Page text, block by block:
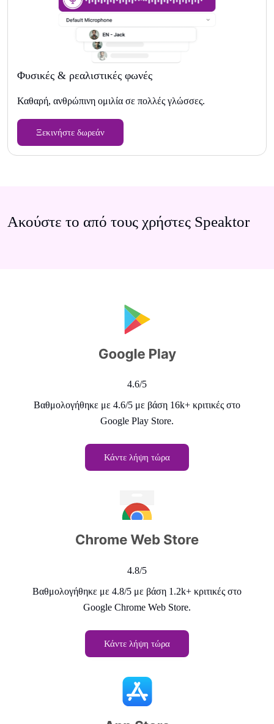
Φυσικές & ρεαλιστικές φωνές
Καθαρή, ανθρώπινη ομιλία σε πολλές γλώσσες.
Ξεκινήστε δωρεάν
Ακούστε το από τους χρήστες Speaktor
4.6/5
Βαθμολογήθηκε με 4.6/5 με βάση 16k+ κριτικές στο
Google Play Store.
Κάντε λήψη τώρα
4.8/5
Βαθμολογήθηκε με 4.8/5 με βάση 1.2k+ κριτικές στο
Google Chrome Web Store.
Κάντε λήψη τώρα